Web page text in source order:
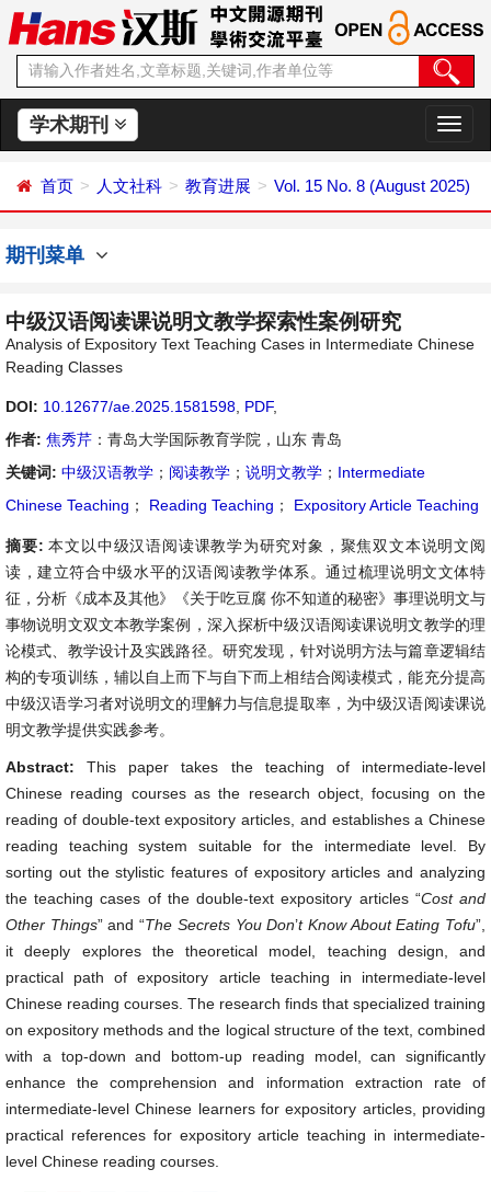
学术期刊
切
换
航
首页 人文社科 教育进展 Vol. 15 No. 8 (August 2025)
期刊菜单
中级汉语阅读课说明文教学探索性案例研究
Analysis of Expository Text Teaching Cases in Intermediate Chinese
Reading Classes
DOI: 10.12677/ae.2025.1581598 PDF,
作者: 焦秀芹 ：青岛大学国际教育学院，山东 青岛
关键词: 中级汉语教学 ； 阅读教学 ； 说明文教学 ； Intermediate
Chinese Teaching ； Reading Teaching ； Expository Article Teaching
摘要:本文以中级汉语阅读课教学为研究对象，聚焦双文本说明文阅
读，建立符合中级水平的汉语阅读教学体系。通过梳理说明文文体特
征，分析《成本及其他》《关于吃豆腐 你不知道的秘密》事理说明文与
事物说明文双文本教学案例，深入探析中级汉语阅读课说明文教学的理
论模式、教学设计及实践路径。研究发现，针对说明方法与篇章逻辑结
构的专项训练，辅以自上而下与自下而上相结合阅读模式，能充分提高
中级汉语学习者对说明文的理解力与信息提取率，为中级汉语阅读课说
明文教学提供实践参考。
Abstract:This paper takes the teaching of intermediate-level
Chinese reading courses as the research object, focusing on the
reading of double-text expository articles, and establishes a Chinese
reading teaching system suitable for the intermediate level. By
sorting out the stylistic features of expository articles and analyzing
the teaching cases of the double-text expository articles “Cost and
Other Things” and “The Secrets You Don’t Know About Eating Tofu”,
it deeply explores the theoretical model, teaching design, and
practical path of expository article teaching in intermediate-level
Chinese reading courses. The research finds that specialized training
on expository methods and the logical structure of the text, combined
with a top-down and bottom-up reading model, can significantly
enhance the comprehension and information extraction rate of
intermediate-level Chinese learners for expository articles, providing
practical references for expository article teaching in intermediate-
level Chinese reading courses.